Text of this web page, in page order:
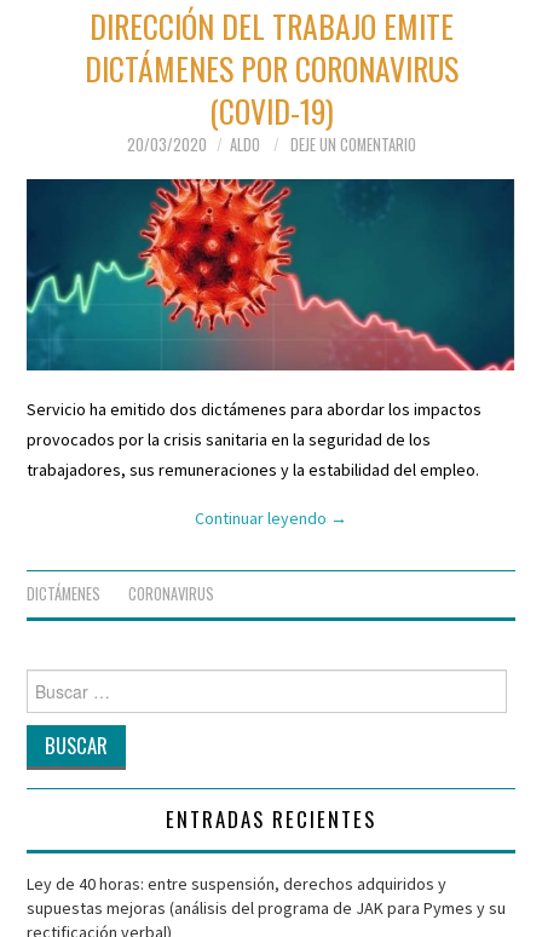
DIRECCIÓN DEL TRABAJO EMITE
DICTÁMENES POR CORONAVIRUS
(COVID-19)
20/03/2020 ALDO DEJE UN COMENTARIO
Servicio ha emitido dos dictámenes para abordar los impactos
provocados por la crisis sanitaria en la seguridad de los
trabajadores, sus remuneraciones y la estabilidad del empleo.
Continuar leyendo →
DICTÁMENES CORONAVIRUS
Buscar
por:
ENTRADAS RECIENTES
Ley de 40 horas: entre suspensión, derechos adquiridos y
supuestas mejoras (análisis del programa de JAK para Pymes y su
rectificación verbal)